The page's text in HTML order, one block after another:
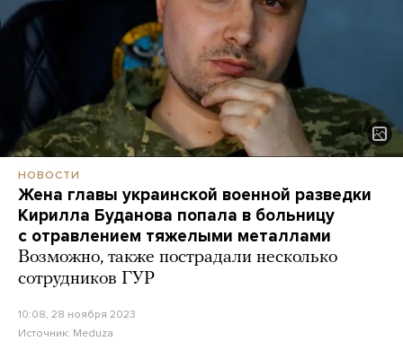
НОВОСТИ
Жена главы украинской военной разведки
Кирилла Буданова попала в больницу
с отравлением тяжелыми металлами
Возможно, также пострадали несколько
сотрудников ГУР
10:08, 28 ноября 2023
Источник: Meduza